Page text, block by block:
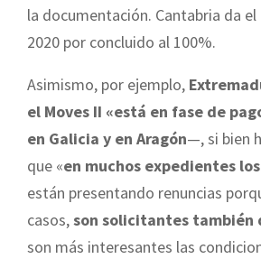
la documentación. Cantabria da
2020 por concluido al 100%.
Asimismo, por ejemplo,
el Moves II «está en fase de
en Galicia y en Aragón—, si bien
que «en muchos expedientes
están presentando renuncias
casos,son solicitantes también
son más interesantes las